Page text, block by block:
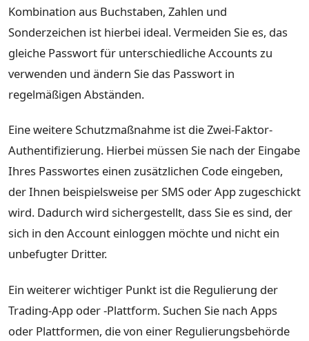
Kombination aus Buchstaben, Zahlen und
Sonderzeichen ist hierbei ideal. Vermeiden Sie es, das
gleiche Passwort für unterschiedliche Accounts zu
verwenden und ändern Sie das Passwort in
regelmäßigen Abständen.
Eine weitere Schutzmaßnahme ist die Zwei-Faktor-
Authentifizierung. Hierbei müssen Sie nach der Eingabe
Ihres Passwortes einen zusätzlichen Code eingeben,
der Ihnen beispielsweise per SMS oder App zugeschickt
wird. Dadurch wird sichergestellt, dass Sie es sind, der
sich in den Account einloggen möchte und nicht ein
unbefugter Dritter.
Ein weiterer wichtiger Punkt ist die Regulierung der
Trading-App oder -Plattform. Suchen Sie nach Apps
oder Plattformen, die von einer Regulierungsbehörde